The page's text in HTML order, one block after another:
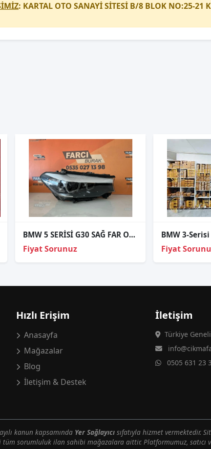
: KARTAL OTO SANAYİ SİTESİ B/8 BLOK NO:25-21
BMW 5 SERİSİ G30 SAĞ FAR ORJİNAL
Fiyat Sorunuz Fiyat
Hızlı Erişim
Anasayfa
Mağazalar
Blog
İletişim & Destek
İletişim
Türkiye Geneli
0505 631 23
kanun kapsamında Yer Sağlayıcı sıfatıyla hizmet vermektedir.
sorumluluk ilan sahibi mağazalara aittir. Platformumuz, satıcı